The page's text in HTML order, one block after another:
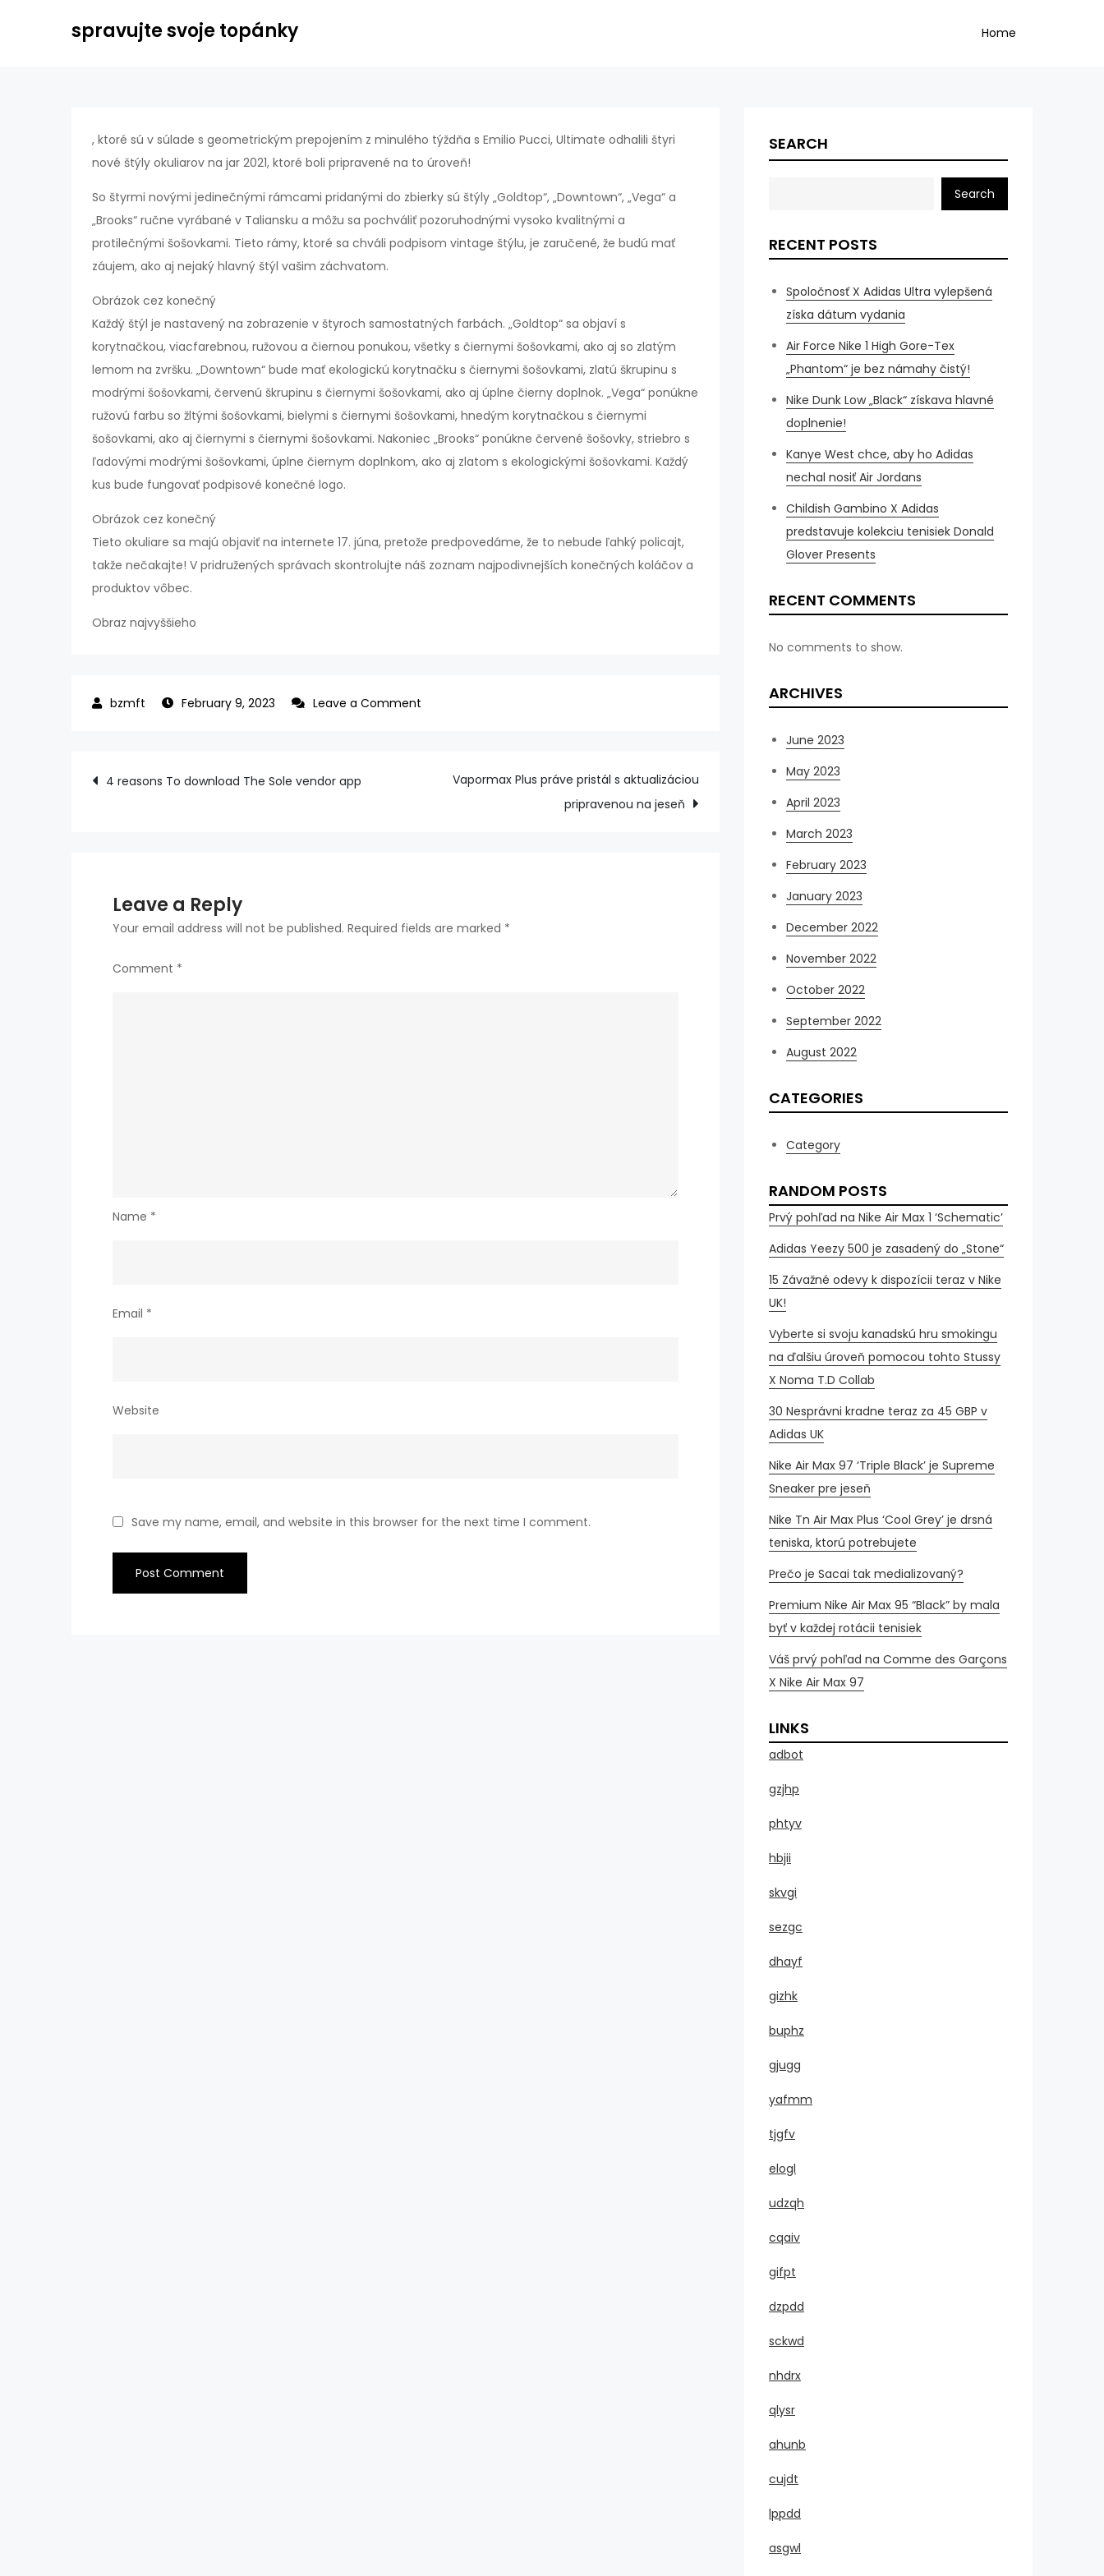
spravujte svoje topánky Home
, ktoré sú v súlade s geometrickým prepojením z minulého týždňa s Emilio Pucci, Ultimate odhalili štyri
nové štýly okuliarov na jar 2021, ktoré boli pripravené na to úroveň!
So štyrmi novými jedinečnými rámcami pridanými do zbierky sú štýly „Goldtop“, „Downtown“, „Vega“ a
„Brooks“ ručne vyrábané v Taliansku a môžu sa pochváliť pozoruhodnými vysoko kvalitnými a
protilečnými šošovkami. Tieto rámy, ktoré sa chváli podpisom vintage štýlu, je zaručené, že budú mať
záujem, ako aj nejaký hlavný štýl vašim záchvatom.
Obrázok cez konečný
Každý štýl je nastavený na zobrazenie v štyroch samostatných farbách. „Goldtop“ sa objaví s
korytnačkou, viacfarebnou, ružovou a čiernou ponukou, všetky s čiernymi šošovkami, ako aj so zlatým
lemom na zvršku. „Downtown“ bude mať ekologickú korytnačku s čiernymi šošovkami, zlatú škrupinu s
modrými šošovkami, červenú škrupinu s čiernymi šošovkami, ako aj úplne čierny doplnok. „Vega“ ponúkne
ružovú farbu so žltými šošovkami, bielymi s čiernymi šošovkami, hnedým korytnačkou s čiernymi
šošovkami, ako aj čiernymi s čiernymi šošovkami. Nakoniec „Brooks“ ponúkne červené šošovky, striebro s
ľadovými modrými šošovkami, úplne čiernym doplnkom, ako aj zlatom s ekologickými šošovkami. Každý
kus bude fungovať podpisové konečné logo.
Obrázok cez konečný
Tieto okuliare sa majú objaviť na internete 17. júna, pretože predpovedáme, že to nebude ľahký policajt, ​​
takže nečakajte! V pridružených správach skontrolujte náš zoznam najpodivnejších konečných koláčov a
produktov vôbec.
Obraz najvyššieho
February 9, 2023 Leave a Comment
kolekciou
Post
4 reasons To download The Sole vendor app
Vapormax Plus práve pristál s aktualizáciou
pripravenou na jeseň
Leave a Reply
Your email address will not be published. Required fields are marked *
Comment *
Name *
Email *
Website
Save my name, email, and website in this browser for the next time I comment.
SEARCH
Search
RECENT POSTS
Spoločnosť X Adidas Ultra vylepšená
získa dátum vydania
Air Force Nike 1 High Gore-Tex
„Phantom“ je bez námahy čistý!
Nike Dunk Low „Black“ získava hlavné
doplnenie!
Kanye West chce, aby ho Adidas
nechal nosiť Air Jordans
Childish Gambino X Adidas
predstavuje kolekciu tenisiek Donald
Glover Presents
RECENT COMMENTS
No comments to show.
ARCHIVES
June 2023
May 2023
April 2023
March 2023
February 2023
January 2023
December 2022
November 2022
October 2022
September 2022
August 2022
CATEGORIES
Category
RANDOM POSTS
Prvý pohľad na Nike Air Max 1 ‘Schematic’
Adidas Yeezy 500 je zasadený do „Stone“
15 Závažné odevy k dispozícii teraz v Nike
UK!
Vyberte si svoju kanadskú hru smokingu
na ďalšiu úroveň pomocou tohto Stussy
X Noma T.D Collab
30 Nesprávni kradne teraz za 45 GBP v
Adidas UK
Nike Air Max 97 ‘Triple Black’ je Supreme
Sneaker pre jeseň
Nike Tn Air Max Plus ‘Cool Grey’ je drsná
teniska, ktorú potrebujete
Prečo je Sacai tak medializovaný?
Premium Nike Air Max 95 “Black” by mala
byť v každej rotácii tenisiek
Váš prvý pohľad na Comme des Garçons
X Nike Air Max 97
LINKS
adbot
gzjhp
phtyv
hbjii
skvgi
sezgc
dhayf
gizhk
buphz
gjugg
yafmm
tjgfv
elogl
udzqh
cqaiv
gifpt
dzpdd
sckwd
nhdrx
qlysr
ahunb
cujdt
lppdd
asgwl